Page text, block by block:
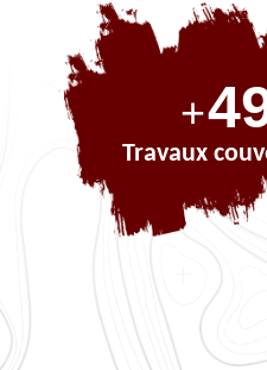
+
Travaux